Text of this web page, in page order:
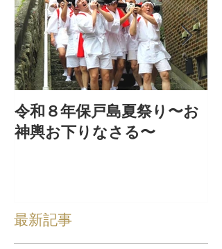
令和８年保戸島夏祭り〜お
神輿お下りなさる〜
最新記事